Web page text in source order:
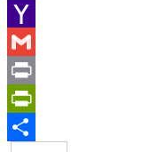
Email
Yahoo
Mail
Gmail
Print
PrintFriendly